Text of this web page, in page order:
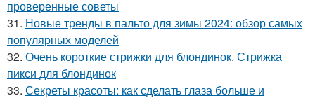
проверенные советы
31. Новые тренды в пальто для зимы 2024: обзор самых
популярных моделей
32. Очень короткие стрижки для блондинок. Стрижка
пикси для блондинок
33. Секреты красоты: как сделать глаза больше и